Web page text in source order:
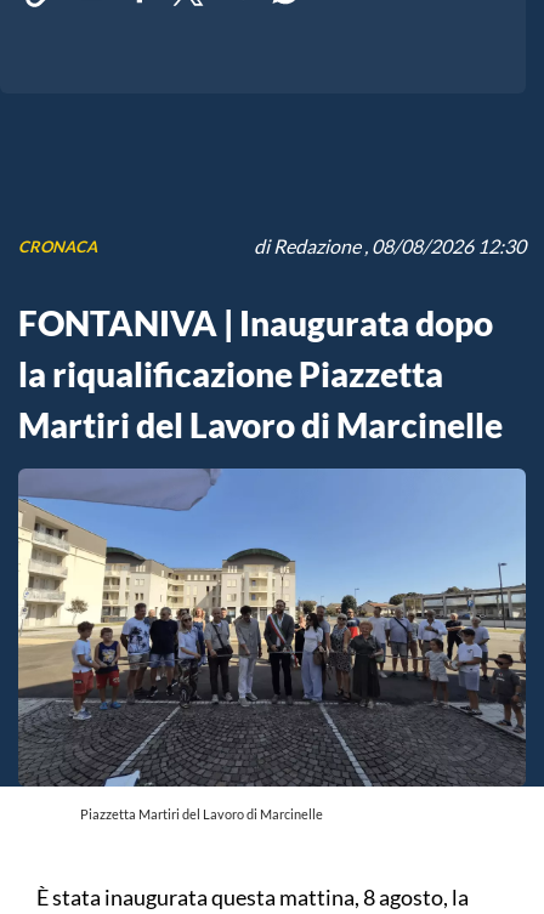
CRONACA diRedazione, 08/08/2026 12:30
FONTANIVA | Inaugurata dopo
la riqualificazione Piazzetta
Martiri del Lavoro di Marcinelle
Piazzetta Martiri del Lavoro di Marcinelle
È stata inaugurata questa mattina, 8 agosto, la